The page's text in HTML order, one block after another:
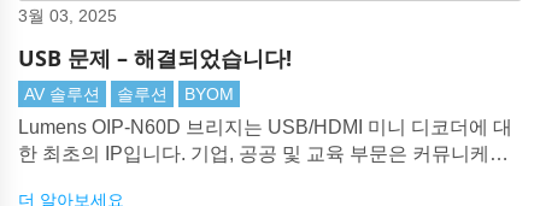
3월 03, 2025
USB 문제 – 해결되었습니다!
AV 솔루션 솔루션 BYOM
Lumens OIP-N60D 브리지는 USB/HDMI 미니 디코더에 대
한 최초의 IP입니다. 기업, 공공 및 교육 부문은 커뮤니케이
더 알아보세요